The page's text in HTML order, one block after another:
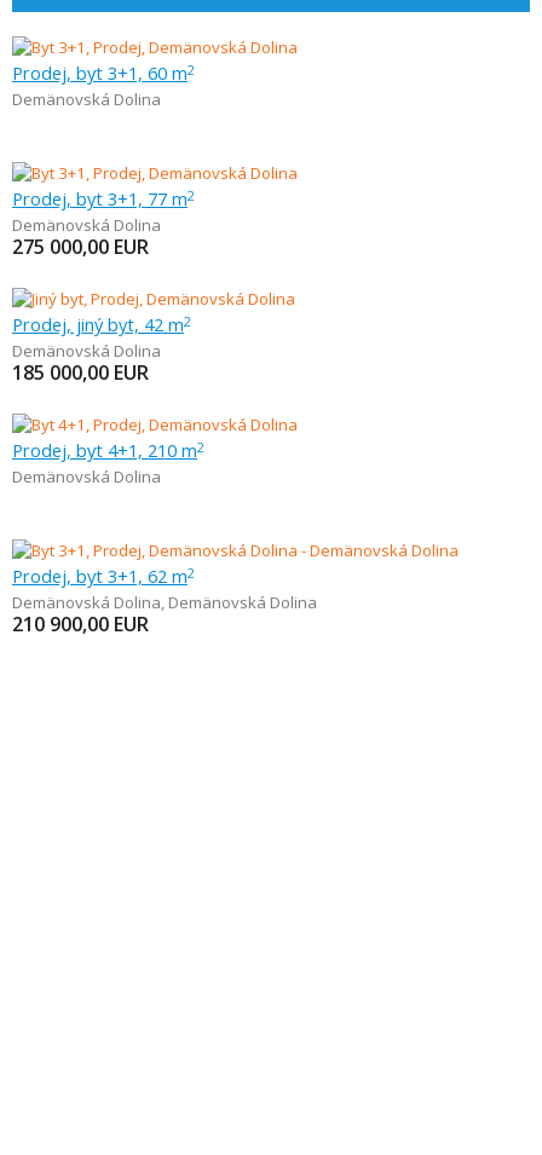
Prodej, byt 3+1, 60 m2
Demänovská Dolina
Prodej, byt 3+1, 77 m2
Demänovská Dolina
275 000,00 EUR
Prodej, jiný byt, 42 m2
Demänovská Dolina
185 000,00 EUR
Prodej, byt 4+1, 210 m2
Demänovská Dolina
Prodej, byt 3+1, 62 m2
Demänovská Dolina, Demänovská Dolina
210 900,00 EUR